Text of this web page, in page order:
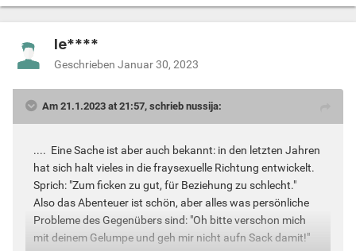
le****
Geschrieben Januar 30, 2023
Am 21.1.2023 at 21:57, schrieb nussija:
.... Eine Sache ist aber auch bekannt: in den letzten Jahren
hat sich halt vieles in die fraysexuelle Richtung entwickelt.
Sprich: "Zum ficken zu gut, für Beziehung zu schlecht."
Also das Abenteuer ist schön, aber alles was persönliche
Probleme des Gegenübers sind: "Oh bitte verschon mich
mit deinem Gelumpe und geh mir nicht aufn Sack damit!"